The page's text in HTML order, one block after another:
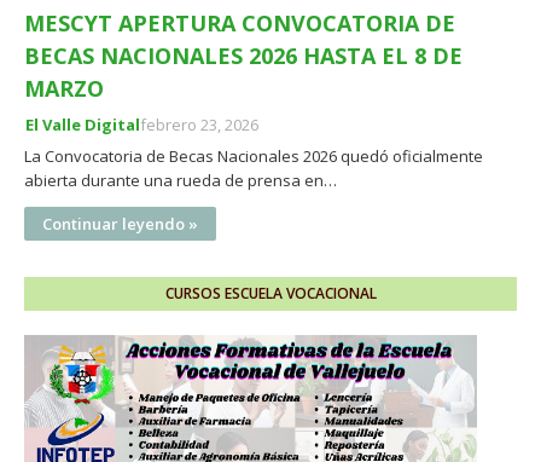
MESCYT APERTURA CONVOCATORIA DE
BECAS NACIONALES 2026 HASTA EL 8 DE
MARZO
El Valle Digitalfebrero 23, 2026
La Convocatoria de Becas Nacionales 2026 quedó oficialmente
abierta durante una rueda de prensa en…
Continuar leyendo »
CURSOS ESCUELA VOCACIONAL